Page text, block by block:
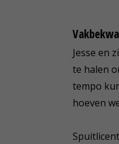
Jesse en
te halen
tempo
hoeven